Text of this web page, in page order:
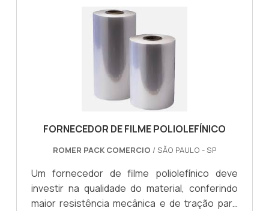
uma maneira totalmente prática e eficiente.
Com um saco plástico a vácuo é possível
FORNECEDOR DE FILME POLIOLEFÍNICO
ROMER PACK COMERCIO / SÃO PAULO - SP
Um fornecedor de filme poliolefínico deve
investir na qualidade do material, conferindo
maior resistência mecânica e de tração para